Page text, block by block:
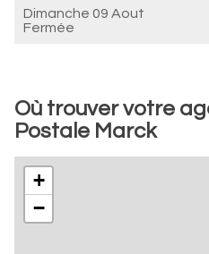
Dimanche 09 Aout
Fermée
Où trouver votre
Postale Marck
+
−